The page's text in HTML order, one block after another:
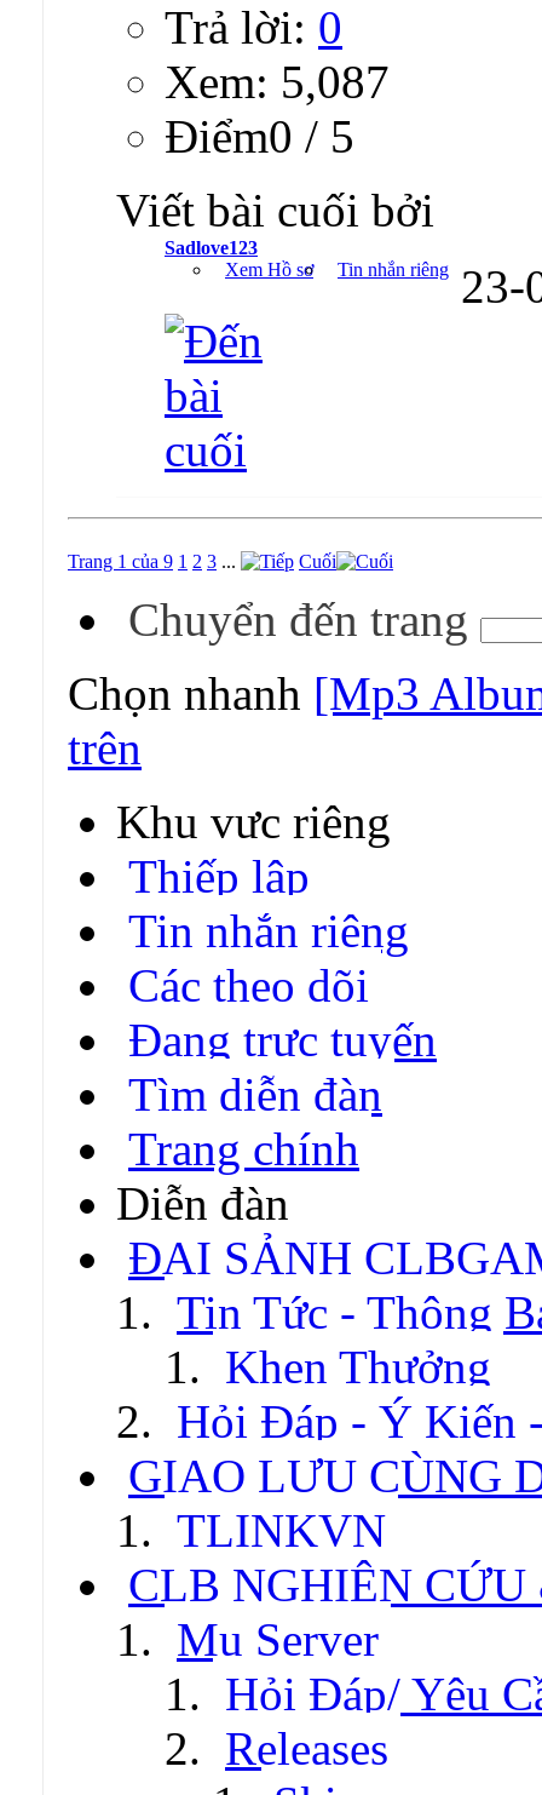
Trả lời: 0
Xem: 5,087
Ðiểm0 / 5
Viết bài cuối bởi
Sadlove123
Xem Hồ sơ
Tin nhắn riêng 23-
Trang 1 của 9 1 2 3 ... Cuối
Chuyển đến trang
Chọn nhanh [Mp3
trên
Khu vực riêng
Thiếp lập
Tin nhắn riêng
Các theo dõi
Đang trực tuyến
Tìm diễn đàn
Trang chính
Diễn đàn
ĐẠI SẢNH
Tin Tức - Thông
Khen Thưởng
Hỏi Đáp - Ý Kiến
GIAO LƯU CÙNG
TLINKVN
CLB NGHIÊN
Mu Server
Hỏi Đáp/ Yêu
Releases